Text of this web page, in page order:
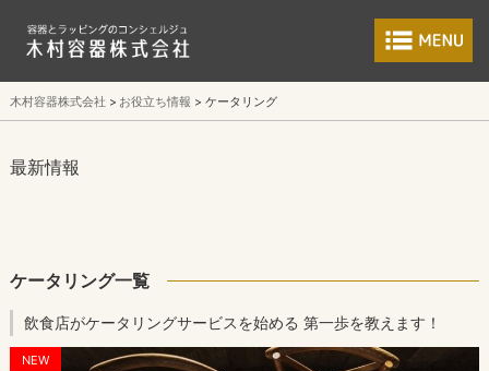
食品包装容器と
木村容器株式会社 お役立ち情報 ケータリング
最新情報
ケータリング一覧
飲食店がケータリングサービスを始める 第一歩を教えます！
NEW